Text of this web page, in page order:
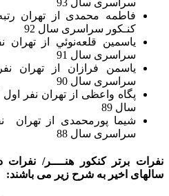
فاطمه محمدی از تهران
کنـکور سراسری سال 92
ياسمين قلعه‌نوئي از تهران
سراسری سال 91
ياسمن فرازان از تهران
سراسری سال 90
پگاه واعظی از تهران نفر
سال 89
شیما پورمحمدی از تهران
سراسری سال 88
نفرات برتر کنکور هنــــر/
سالهای اخیر به شرح زیر می باشند: